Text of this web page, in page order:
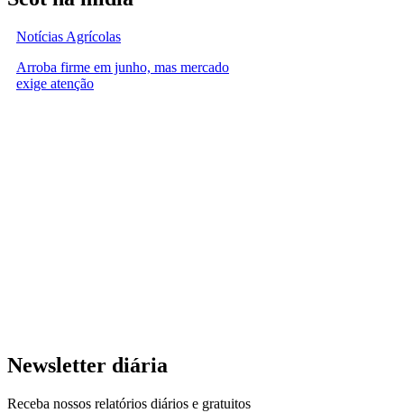
Notícias Agrícolas
Arroba firme em junho, mas mercado
exige atenção
Newsletter diária
Receba nossos relatórios diários e gratuitos